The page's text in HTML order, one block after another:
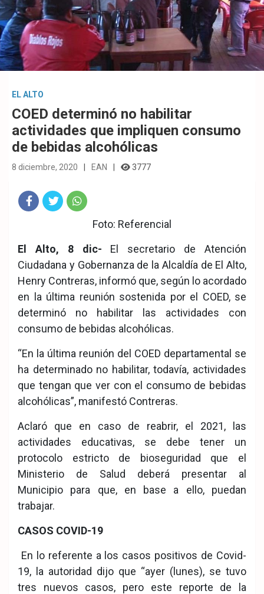
EL ALTO
COED determinó no habilitar
actividades que impliquen consumo
de bebidas alcohólicas
8 diciembre, 2020 EAN 3777
eb
ook
ter
tsA
pp
Foto: Referencial
El Alto, 8 dic- El secretario de Atención
Ciudadana y Gobernanza de la Alcaldía de El Alto,
Henry Contreras, informó que, según lo acordado
en la última reunión sostenida por el COED, se
determinó no habilitar las actividades con
consumo de bebidas alcohólicas.
“En la última reunión del COED departamental se
ha determinado no habilitar, todavía, actividades
que tengan que ver con el consumo de bebidas
alcohólicas”, manifestó Contreras.
Aclaró que en caso de reabrir, el 2021, las
actividades educativas, se debe tener un
protocolo estricto de bioseguridad que el
Ministerio de Salud deberá presentar al
Municipio para que, en base a ello, puedan
trabajar.
CASOS COVID-19
En lo referente a los casos positivos de Covid-
19, la autoridad dijo que “ayer (lunes), se tuvo
tres nuevos casos, pero este reporte de la